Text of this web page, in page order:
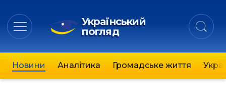
Український
погляд
Новини Аналітика Громадське життя